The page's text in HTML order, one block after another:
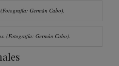
(Fotografía: Germán Cabo).
(Fotografía: Germán Cabo).